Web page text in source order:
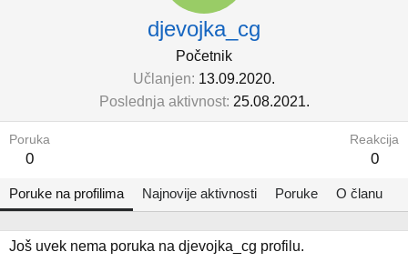
djevojka_cg
Početnik
Učlanjen 13.09.2020.
Poslednja aktivnost 25.08.2021.
Poruka
0
Reakcija
0
Poruke na profilima Najnovije aktivnosti Poruke O članu
Još uvek nema poruka na djevojka_cg profilu.